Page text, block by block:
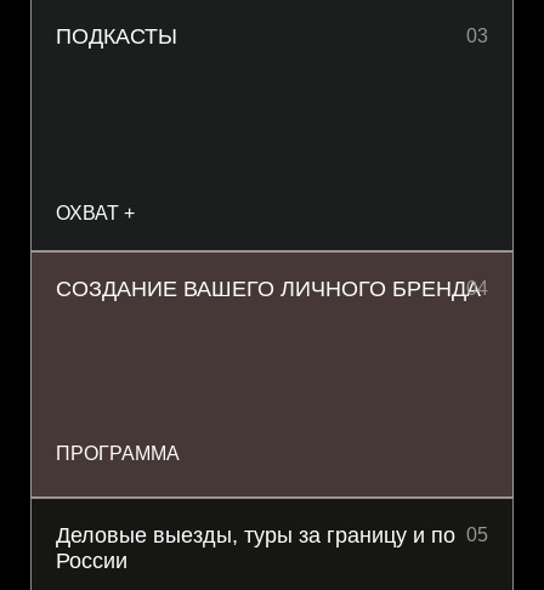
03
ПОДКАСТЫ
ОХВАТ +
04
СОЗДАНИЕ ВАШЕГО ЛИЧНОГО БРЕНДА
ПРОГРАММА
05
Деловые выезды, туры за границу и по
России